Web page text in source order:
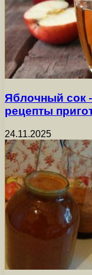
Яблочный сок
рецепты
24.11.2025